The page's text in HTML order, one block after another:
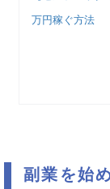
万円稼ぐ方法
副業を始